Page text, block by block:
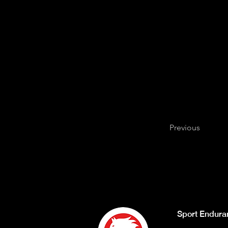
Previous
Sport